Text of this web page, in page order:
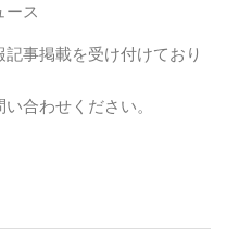
ース
事掲載を受け付けており
い合わせください。